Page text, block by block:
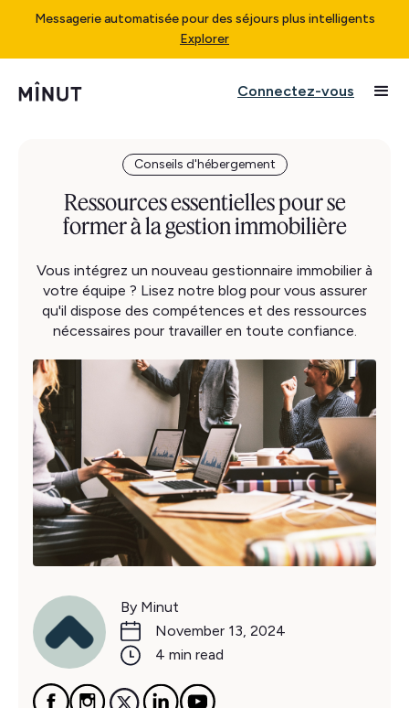
Messagerie automatisée pour des séjours plus intelligents
Explorer
Connectez-vous
Conseils d'hébergement
Ressources essentielles pour se
former à la gestion immobilière
Vous intégrez un nouveau gestionnaire immobilier à
votre équipe ? Lisez notre blog pour vous assurer
qu'il dispose des compétences et des ressources
nécessaires pour travailler en toute confiance.
By Minut
November 13, 2024
4 min read